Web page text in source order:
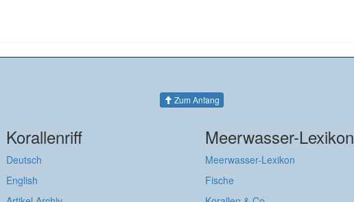
Zum Anfang
Korallenriff
Deutsch
English
Meerwasser-Lexikon
Meerwasser-Lexikon
Fische